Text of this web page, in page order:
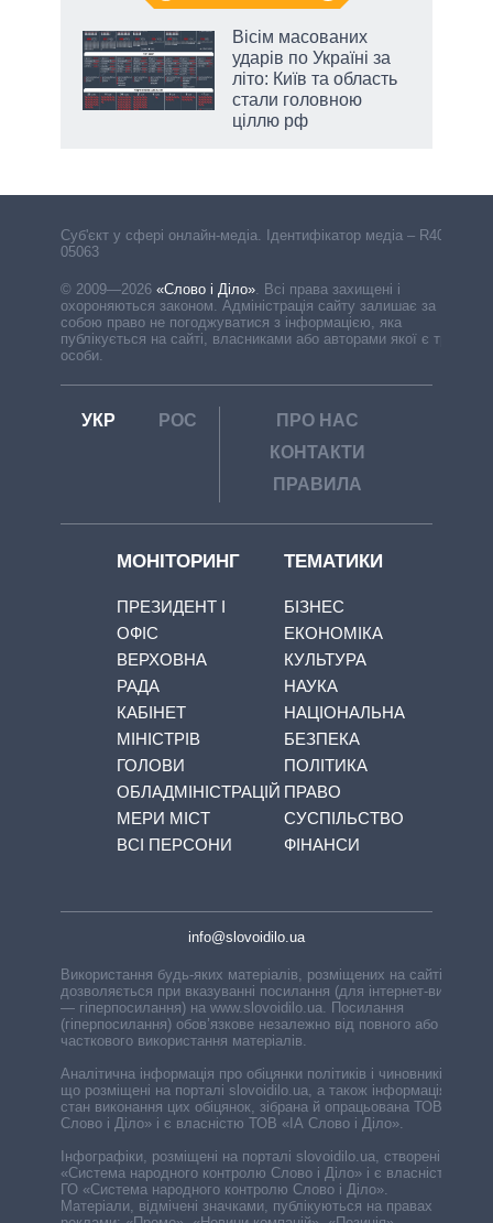
Вісім масованих
ударів по Україні за
літо: Київ та область
стали головною
ціллю рф
Cуб'єкт у сфері онлайн-медіа. Ідентифікатор медіа – R40-
05063
© 2009—2026 «Слово і Діло»
Всі права захищені і
охороняються законом. Адміністрація сайту залишає за
собою право не погоджуватися з інформацією, яка
публікується на сайті, власниками або авторами якої є треті
особи.
УКР РОС
ПРО НАС
КОНТАКТИ
ПРАВИЛА
МОНІТОРИНГ
ПРЕЗИДЕНТ І
ОФІС
ВЕРХОВНА
РАДА
КАБІНЕТ
МІНІСТРІВ
ГОЛОВИ
ОБЛАДМІНІСТРАЦІЙ
МЕРИ МІСТ
ВСІ ПЕРСОНИ
ТЕМАТИКИ
БІЗНЕС
ЕКОНОМІКА
КУЛЬТУРА
НАУКА
НАЦІОНАЛЬНА
БЕЗПЕКА
ПОЛІТИКА
ПРАВО
СУСПІЛЬСТВО
ФІНАНСИ
info@slovoidilo.ua
Використання будь-яких матеріалів, розміщених на сайті,
дозволяється при вказуванні посилання (для інтернет-видань
— гіперпосилання) на www.slovoidilo.ua. Посилання
(гіперпосилання) обов’язкове незалежно від повного або
часткового використання матеріалів.
Аналітична інформація про обіцянки політиків і чиновників,
що розміщені на порталі slovoidilo.ua, а також інформація про
стан виконання цих обіцянок, зібрана й опрацьована ТОВ «ІА
Слово і Діло» і є власністю ТОВ «ІА Слово і Діло».
Інфографіки, розміщені на порталі slovoidilo.ua, створені ГО
«Система народного контролю Слово і Діло» і є власністю
ГО «Система народного контролю Слово і Діло».
Матеріали, відмічені значками, публікуються на правах